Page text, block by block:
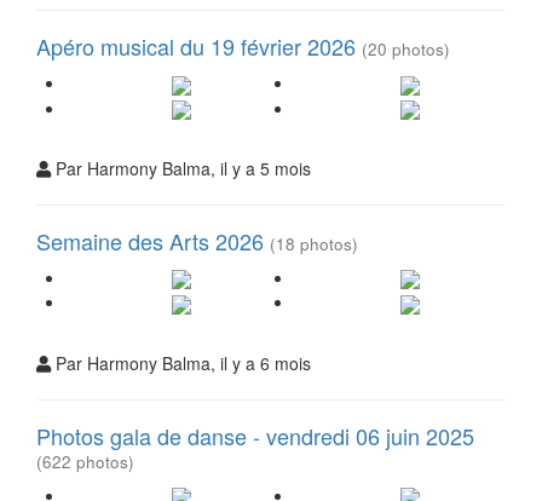
Apéro musical du 19 février 2026 (20 photos)
Par Harmony Balma, il y a 5 mois
Semaine des Arts 2026 (18 photos)
Par Harmony Balma, il y a 6 mois
Photos gala de danse - vendredi 06 juin 2025
(622 photos)